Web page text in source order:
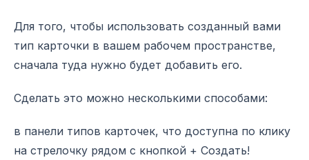
Для того, чтобы использовать созданный вами
тип карточки в вашем рабочем пространстве,
сначала туда нужно будет добавить его.
Сделать это можно несколькими способами:
в панели типов карточек, что доступна по клику
на стрелочку рядом с кнопкой + Создать!